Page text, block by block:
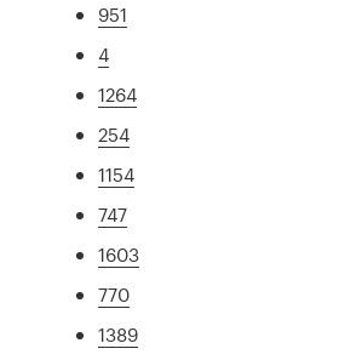
951
4
1264
254
1154
747
1603
770
1389